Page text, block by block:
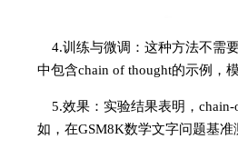
4.训练与微调：这种方法不需
中包含chain of thought的示例，
5.效果：实验结果表明，
如，在GSM8K数学文字问题基准